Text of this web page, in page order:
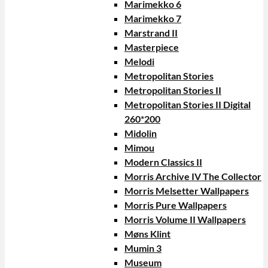
Marimekko 6
Marimekko 7
Marstrand II
Masterpiece
Melodi
Metropolitan Stories
Metropolitan Stories II
Metropolitan Stories II Digital
260*200
Midolin
Mimou
Modern Classics II
Morris Archive IV The Collector
Morris Melsetter Wallpapers
Morris Pure Wallpapers
Morris Volume II Wallpapers
Møns Klint
Mumin 3
Museum